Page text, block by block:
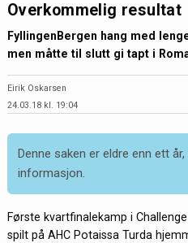
Overkommelig resultat
FyllingenBergen hang med
men måtte til slutt gi tapt i
Eirik Oskarsen
24.03.18 kl. 19:04
Denne saken er eldre enn ett
informasjon.
Første kvartfinalekamp i
spilt på AHC Potaissa Turda